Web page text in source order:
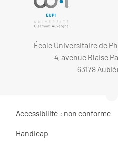
École Universitaire de
4, avenue Blaise
63178
Accessibilité : non conforme
Handicap